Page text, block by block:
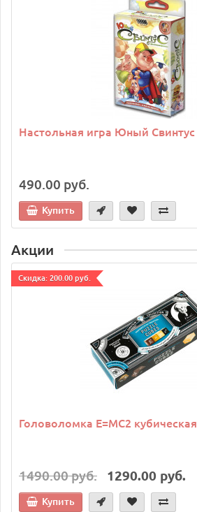
Настольная игра Юный Свинтус
490.00 руб.
Купить
Акции
Cкидка: 200.00 руб.
Головоломка E=MC2 кубическая
1490.00 руб. 1290.00 руб.
Купить